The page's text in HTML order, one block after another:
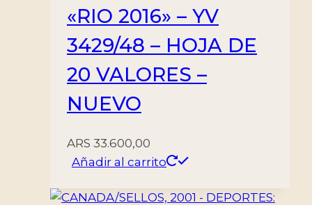
«RIO 2016» – YV
3429/48 – HOJA DE
20 VALORES –
NUEVO
ARS 33.600,00
Añadir al carrito